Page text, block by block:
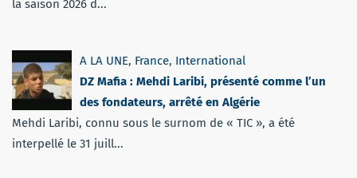
la saison 2026 d...
A LA UNE, France, International
DZ Mafia : Mehdi Laribi, présenté comme l’un
des fondateurs, arrêté en Algérie
Mehdi Laribi, connu sous le surnom de « TIC », a été
interpellé le 31 juill...